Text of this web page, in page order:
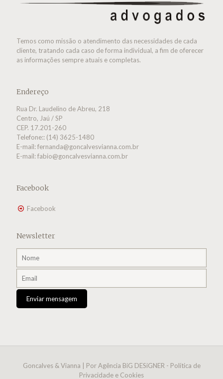
Temos como missão o atendimento das necessidades de cada
cliente, tratando cada caso de forma individual, a fim de oferecer
as informações sempre atuais e completas.
Endereço
Rua Dr. Laudelino de Abreu, 218
Centro, Jaú / SP
CEP. 17.201-260
Telefone:: (14) 3625-1480
E-mail:fernanda@goncalvesvianna.com.br
E-mail:fabio@goncalvesvianna.com.br
Facebook
Facebook
Newsletter
Goncalves & Vianna | PorAgência BiG DESiGNER - Política de
Privacidade e Cookies